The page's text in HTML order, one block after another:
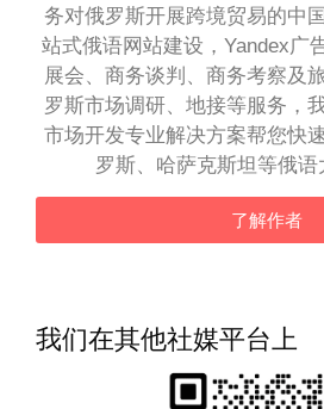
务对俄罗斯开展跨境贸易的中
站式俄语网站建设，Yandex广
展会、商务谈判、商务考察及
罗斯市场调研、地接等服务，
市场开发专业解决方案帮您快
罗斯、哈萨克斯坦等俄语
了解作者
我们在其他社媒平台上